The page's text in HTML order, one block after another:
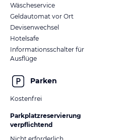
Wäscheservice
Geldautomat vor Ort
Devisenwechsel
Hotelsafe
Informationsschalter für
Ausflüge
Parken
Kostenfrei
Parkplatzreservierung
verpflichtend